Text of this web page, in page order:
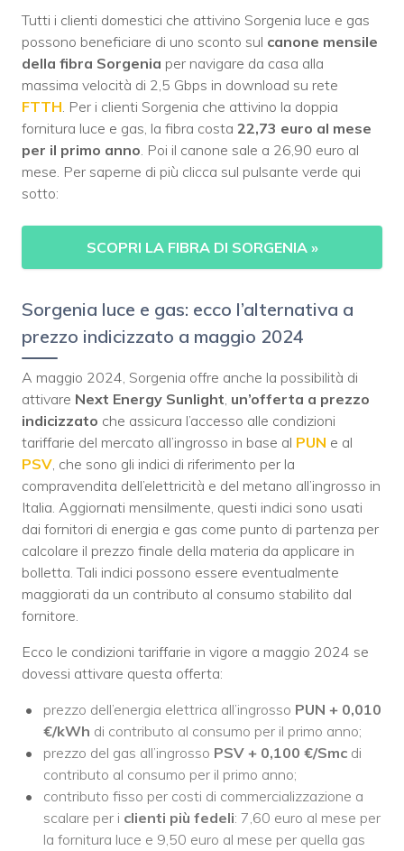
Tutti i clienti domestici che attivino Sorgenia luce e gas
possono beneficiare di uno sconto sul canone mensile
della fibra Sorgenia per navigare da casa alla
massima velocità di 2,5 Gbps in download su rete
FTTH . Per i clienti Sorgenia che attivino la doppia
fornitura luce e gas, la fibra costa 22,73 euro al mese
per il primo anno . Poi il canone sale a 26,90 euro al
mese. Per saperne di più clicca sul pulsante verde qui
sotto:
SCOPRI LA FIBRA DI SORGENIA »
Sorgenia luce e gas: ecco l’alternativa a
prezzo indicizzato a maggio 2024
A maggio 2024, Sorgenia offre anche la possibilità di
attivare Next Energy Sunlight, un’offerta a prezzo
indicizzato che assicura l’accesso alle condizioni
tariffarie del mercato all’ingrosso in base al PUN e al
PSV, che sono gli indici di riferimento per la
compravendita dell’elettricità e del metano all’ingrosso in
Italia. Aggiornati mensilmente, questi indici sono usati
dai fornitori di energia e gas come punto di partenza per
calcolare il prezzo finale della materia da applicare in
bolletta. Tali indici possono essere eventualmente
maggiorati da un contributo al consumo stabilito dal
fornitore.
Ecco le condizioni tariffarie in vigore a maggio 2024 se
dovessi attivare questa offerta:
prezzo dell’energia elettrica all’ingrosso PUN + 0,010
€/kWh di contributo al consumo per il primo anno;
prezzo del gas all’ingrosso PSV + 0,100 €/Smc di
contributo al consumo per il primo anno;
contributo fisso per costi di commercializzazione a
scalare per i clienti più fedeli: 7,60 euro al mese per
la fornitura luce e 9,50 euro al mese per quella gas